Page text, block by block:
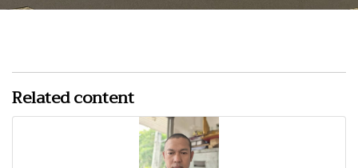
Related content